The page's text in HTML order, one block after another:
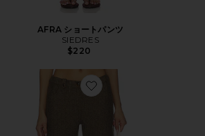
AFRA ショートパンツ
SIEDRES
$220
Favorite VIVIENNE パンツ